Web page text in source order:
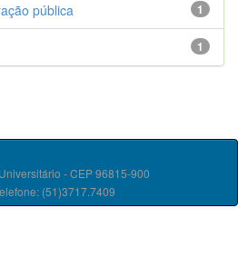
1
pública
1
- CEP 96815-900
(51)3717.7409